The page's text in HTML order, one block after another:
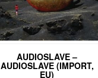
AUDIOSLAVE –
AUDIOSLAVE (IMPORT,
EU)